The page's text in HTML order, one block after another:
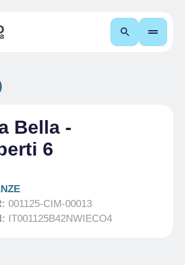
Cerca
Bella -
6
001125-CIM-00013
IT001125B42NWIECO4